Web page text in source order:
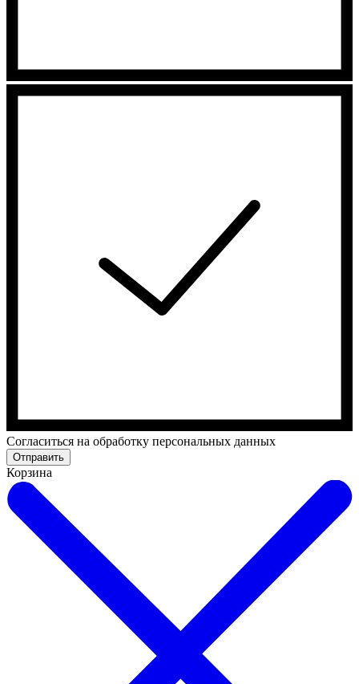
Cогласиться на обработку персональных данных
Отправить
Корзина